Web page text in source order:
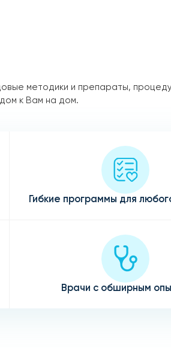
методики и препараты,
к Вам на дом.
Гибкие программы для
Врачи с обширным